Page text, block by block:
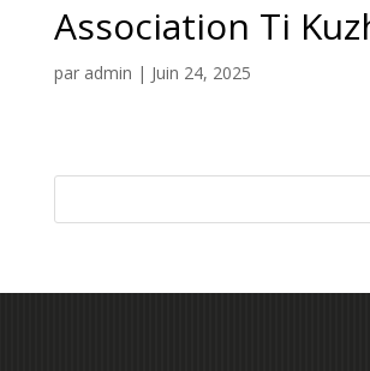
Association Ti
par admin | Juin 24, 2025